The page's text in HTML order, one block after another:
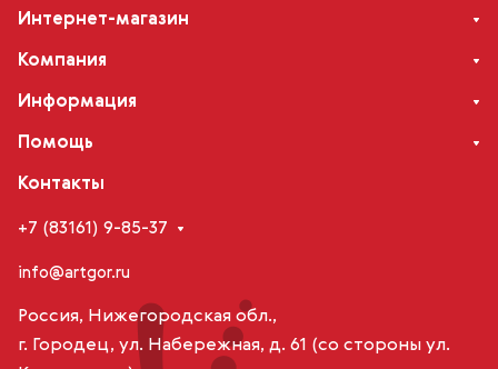
Интернет-магазин
Компания
Информация
Помощь
Контакты
+7 (83161) 9-85-37
info@artgor.ru
Россия, Нижегородская обл.,
г. Городец, ул. Набережная, д. 61 (со стороны ул.